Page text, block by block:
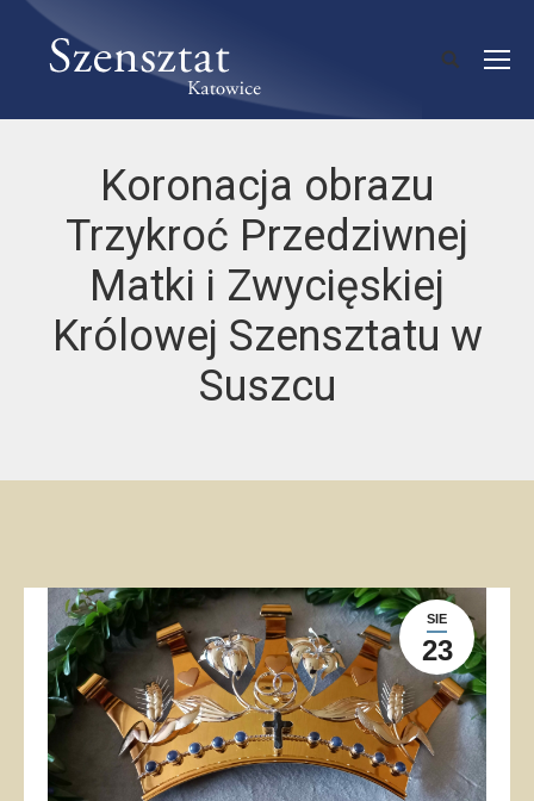
Koronacja obrazu
Trzykroć Przedziwnej
Matki i Zwycięskiej
Królowej Szensztatu w
Suszcu
SIE
23